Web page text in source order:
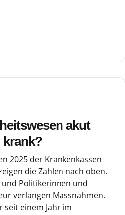
akut
krank?
2025 der Krankenkassen
die Zahlen nach oben.
Politikerinnen und
verlangen Massnahmen.
seit einem Jahr im